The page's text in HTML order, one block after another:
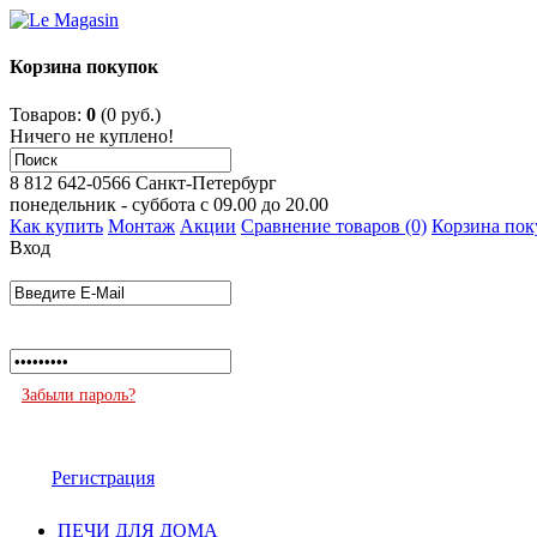
Корзина покупок
Товаров: 0 (0 руб.)
Ничего не куплено!
8 812 642-0566 Санкт-Петербург
понедельник - суббота с 09.00 до 20.00
Как купить Монтаж Акции Сравнение товаров (0) Корзина
Вход
Забыли пароль?
Регистрация
ПЕЧИ ДЛЯ ДОМА